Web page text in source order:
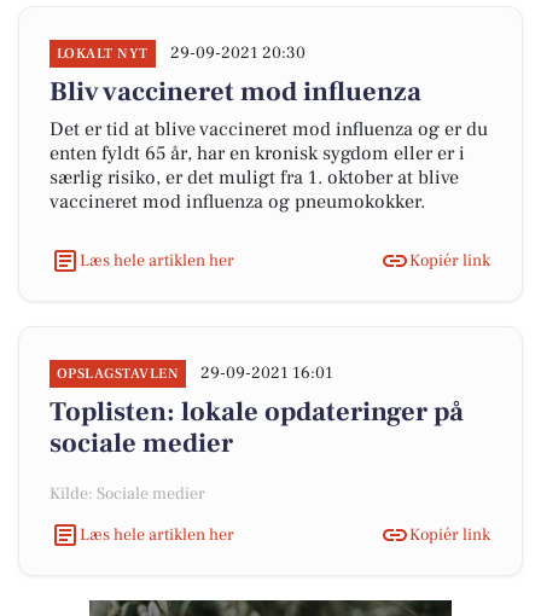
LOKALT NYT 29-09-2021 20:30
Bliv vaccineret mod influenza
Det er tid at blive vaccineret mod influenza og er du
enten fyldt 65 år, har en kronisk sygdom eller er i
særlig risiko, er det muligt fra 1. oktober at blive
vaccineret mod influenza og pneumokokker.
Læs hele artiklen her Kopiér link
OPSLAGSTAVLEN 29-09-2021 16:01
Toplisten: lokale opdateringer på
sociale medier
Kilde: Sociale medier
Læs hele artiklen her
Kopiér link